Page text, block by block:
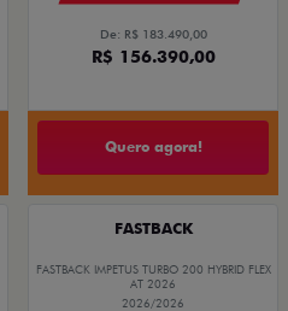
De: R$ 183.490,00
R$ 156.390,00
Quero agora!
FASTBACK
FASTBACK IMPETUS TURBO 200 HYBRID FLEX
AT 2026
2026/2026